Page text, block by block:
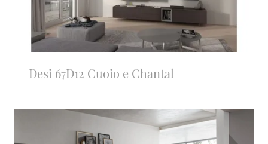
Desi 67D12 Cuoio e Chantal